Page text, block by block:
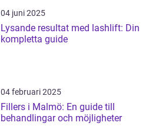
04 juni 2025
Lysande resultat med lashlift: Din
kompletta guide
04 februari 2025
Fillers i Malmö: En guide till
behandlingar och möjligheter